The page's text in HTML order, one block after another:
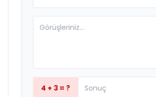
4 + 3 = ?